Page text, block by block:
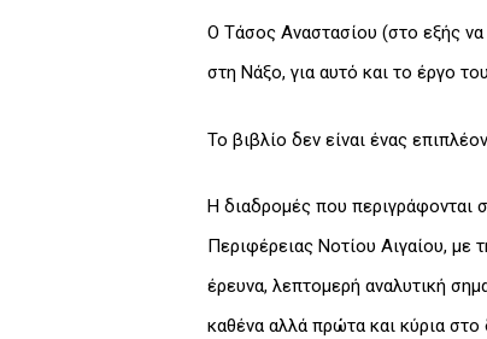
Ο Τάσος Αναστασίου (στο εξής
στη Νάξο, για αυτό και το έργο
Το βιβλίο δεν είναι ένας
Η διαδρομές που περιγράφονται
Περιφέρειας Νοτίου Αιγαίου, με
έρευνα, λεπτομερή αναλυτική
καθένα αλλά πρώτα και κύρια στο